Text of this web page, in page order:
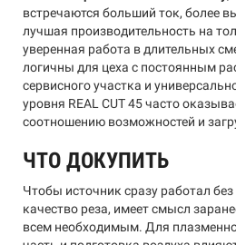
встречаются больший ток, более
лучшая производительность на
уверенная работа в длительных
логичны для цеха с постоянным
сервисного участка и
уровня REAL CUT 45 часто
соотношению возможностей и
ЧТО ДОКУПИТЬ
Чтобы источник сразу работал без
качество реза, имеет смысл
всем необходимым. Для